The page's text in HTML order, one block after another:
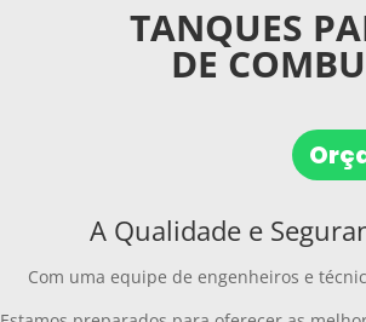
TANQUES
DE
A Qualidade e
Com uma equipe de engenheiros e